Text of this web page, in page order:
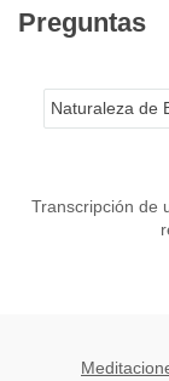
Preguntas
Naturaleza de
Transcripción de